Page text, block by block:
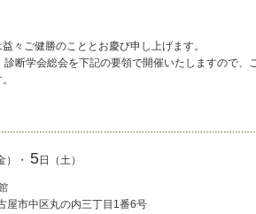
々ご健勝のこととお慶び申し上げます。
断学会総会を下記の要領で開催いたしますので、
）・ 5日（土）
市中区丸の内三丁目1番6号